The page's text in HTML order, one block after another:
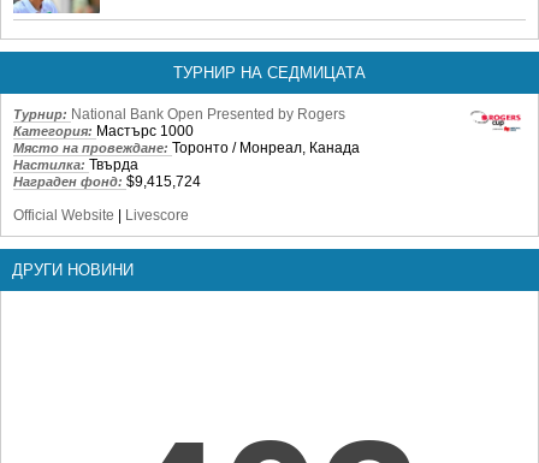
ТУРНИР НА СЕДМИЦАТА
Турнир: National Bank Open Presented by Rogers
Категория: Мастърс 1000
Място на провеждане: Торонто / Монреал, Канада
Настилка: Твърда
Награден фонд: $9,415,724
Official Website
Livescore
ДРУГИ НОВИНИ